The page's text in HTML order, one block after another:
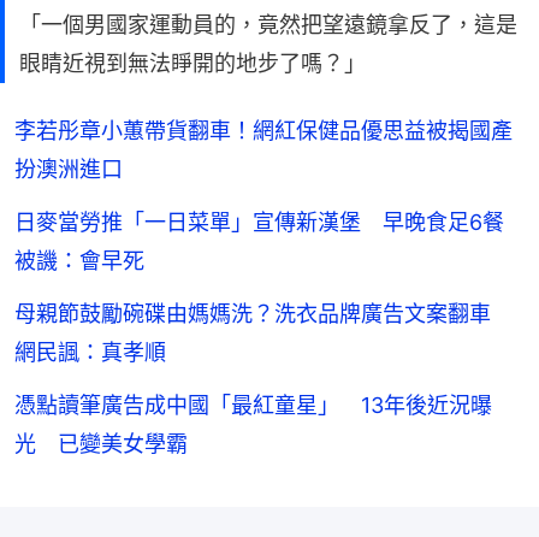
「一個男國家運動員的，竟然把望遠鏡拿反了，這是
眼睛近視到無法睜開的地步了嗎？」
李若彤章小蕙帶貨翻車！網紅保健品優思益被揭國產
扮澳洲進口
日麥當勞推「一日菜單」宣傳新漢堡 早晚食足6餐
被譏：會早死
母親節鼓勵碗碟由媽媽洗？洗衣品牌廣告文案翻車
網民諷：真孝順
憑點讀筆廣告成中國「最紅童星」 13年後近況曝
光 已變美女學霸